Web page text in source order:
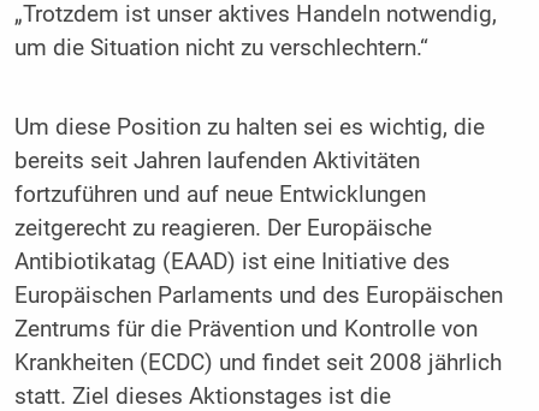
„Trotzdem ist unser aktives Handeln notwendig,
um die Situation nicht zu verschlechtern.“
Um diese Position zu halten sei es wichtig, die
bereits seit Jahren laufenden Aktivitäten
fortzuführen und auf neue Entwicklungen
zeitgerecht zu reagieren. Der Europäische
Antibiotikatag (EAAD) ist eine Initiative des
Europäischen Parlaments und des Europäischen
Zentrums für die Prävention und Kontrolle von
Krankheiten (ECDC) und findet seit 2008 jährlich
statt. Ziel dieses Aktionstages ist die